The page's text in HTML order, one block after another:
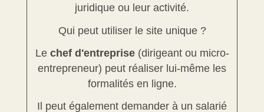
juridique ou leur activité.
Qui peut utiliser le site unique ?
Le chef d'entreprise(dirigeant ou micro-
entrepreneur) peut réaliser lui-même les
formalités en ligne.
Il peut également demander à un salarié